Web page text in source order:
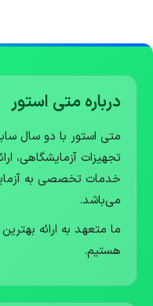
درباره متی استور
متی استور با دو سال
تجهیزات آزمایشگاهی،
خدمات تخصصی به
می‌باشد.
ما متعهد به ارائه
هستیم.